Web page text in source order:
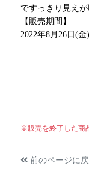
ですっきり見えが
【販売期間】
2022年8月26日(
※販売を終了した商
前のページに